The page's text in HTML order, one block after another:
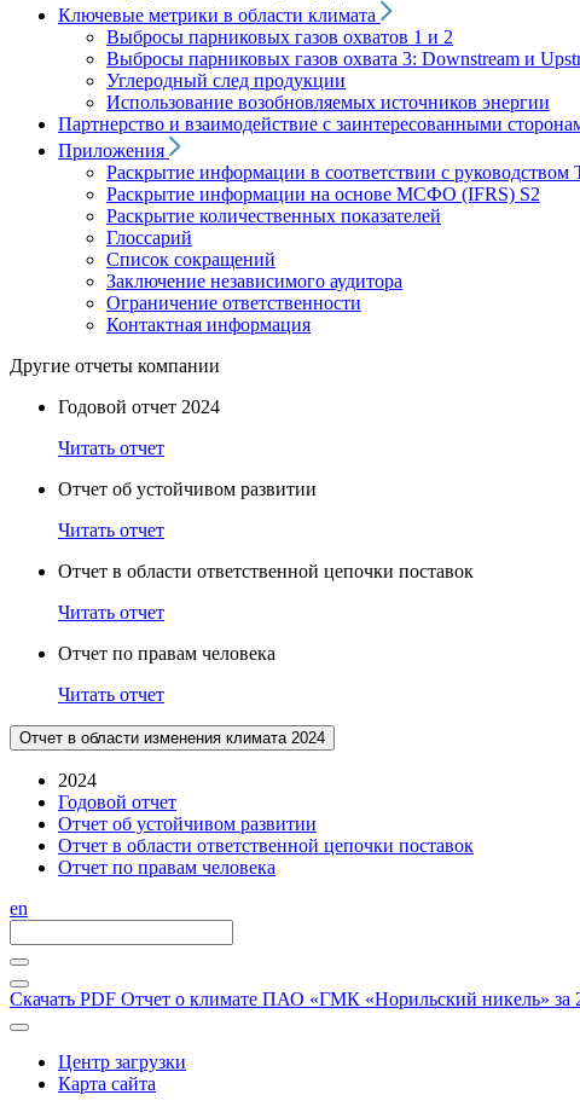
Ключевые метрики в области климата
Выбросы парниковых газов охватов 1 и 2
Выбросы парниковых газов охвата 3: Downstream и
Углеродный след продукции
Использование возобновляемых источников энергии
Партнерство и взаимодействие с заинтересованными
Приложения
Раскрытие информации в соответствии с руководством
Раскрытие информации на основе МСФО (IFRS) S2
Раскрытие количественных показателей
Глоссарий
Список сокращений
Заключение независимого аудитора
Ограничение ответственности
Контактная информация
Другие отчеты компании
Годовой отчет 2024
Читать отчет
Отчет об устойчивом развитии
Читать отчет
Отчет в области ответственной цепочки поставок
Читать отчет
Отчет по правам человека
Читать отчет
Отчет в области изменения климата 2024
2024
Годовой отчет
Отчет об устойчивом развитии
Отчет в области ответственной цепочки поставок
Отчет по правам человека
en
Скачать PDF Отчет о климате ПАО «ГМК «Норильский никель» за
Центр загрузки
Карта сайта